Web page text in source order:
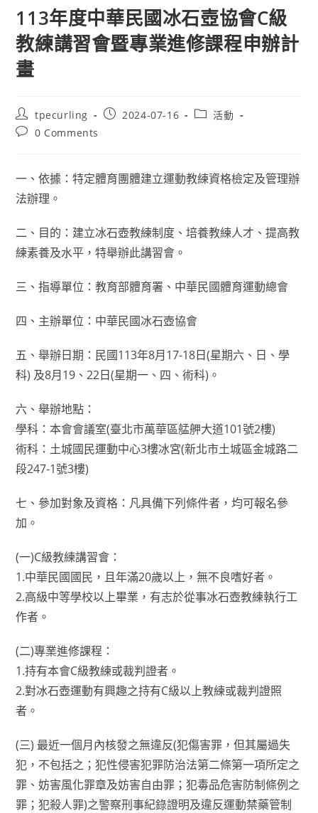
113年度中華民國冰石壺協會C級
教練講習會暨專業進修課程申辦計
畫
Post
author:
tpecurling
Post2024-07-16
Post活動
Post0 Comments
一、依據：特定體育團體建立運動教練資格檢定及管理辦
法辦理。
二、目的：建立冰石壺教練制度、培養教練人才、提高教
練素養及水平，特舉辦此講習會。
三、指導單位：教育部體育署、中華民國體育運動總會
四、主辦單位：中華民國冰石壺協會
五、舉辦日期：民國113年8月17-18日(星期六、日、學
科) 及8月19、22日(星期一、四、術科)。
六、舉辦地點：
學科：本會會議室(臺北市萬華區艋舺大道101號2樓)
術科：土城國民運動中心3樓冰宮(新北市土城區金城路二
段247-1號3樓)
七、參加對象及資格：凡具備下列條件者，均可報名參
加。
(一)C級教練講習會：
1.中華民國國民，且年滿20歲以上，無不良嗜好者。
2.高級中等學校以上畢業，有志於從事冰石壺教練執行工
作者。
(二)專業進修課程：
1.持有本會C級教練或裁判證者。
2.對冰石壺運動有興趣之持有C級以上教練或裁判證照
者。
(三) 最近一個月內核發之無違反(犯傷害罪，但其屬過失
犯，不包括之；犯性侵害犯罪防治法第二條第一項所定之
罪、妨害風化罪章及妨害自由罪；犯毒品危害防制條例之
罪；犯殺人罪)之警察刑事紀錄證明及違反運動禁藥管制